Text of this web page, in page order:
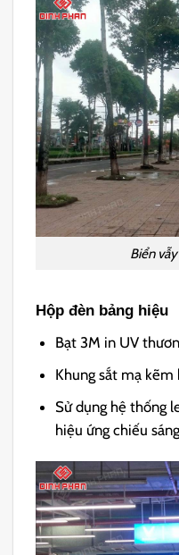
Biển
Hộp đèn bảng hiệu
Bạt 3M in UV
Khung sắt mạ
Sử dụng hệ thống
hiệu ứng chiếu